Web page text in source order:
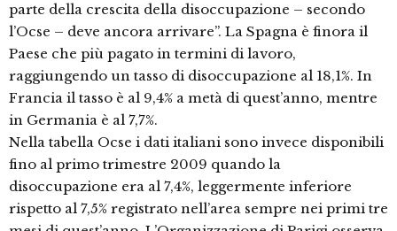
parte della crescita della disoccupazione – secondo
l’Ocse – deve ancora arrivare”. La Spagna è finora il
Paese che più pagato in termini di lavoro,
raggiungendo un tasso di disoccupazione al 18,1%. In
Francia il tasso è al 9,4% a metà di quest’anno, mentre
in Germania è al 7,7%.
Nella tabella Ocse i dati italiani sono invece disponibili
fino al primo trimestre 2009 quando la
disoccupazione era al 7,4%, leggermente inferiore
rispetto al 7,5% registrato nell’area sempre nei primi tre